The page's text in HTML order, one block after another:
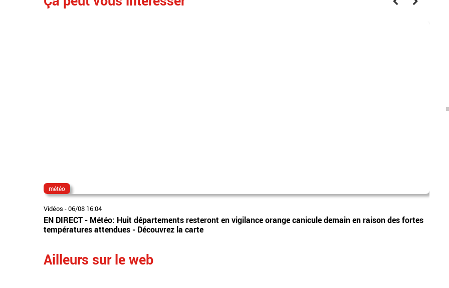
météo
Vidéos -06/08 16:04
EN DIRECT - Météo: Huit départements resteront en vigilance orange canicule demain en raison des fortes
températures attendues - Découvrez la carte
Ailleurs sur le web